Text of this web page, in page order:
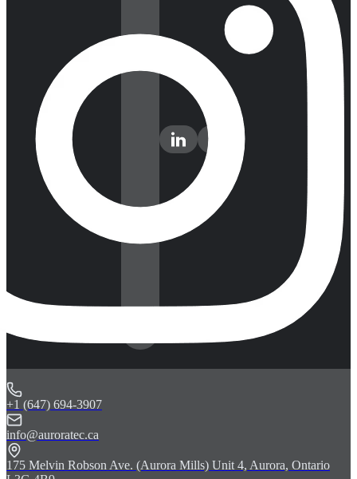
+1 (647) 694-3907
info@auroratec.ca
175 Melvin Robson Ave. (Aurora Mills) Unit 4, Aurora, Ontario